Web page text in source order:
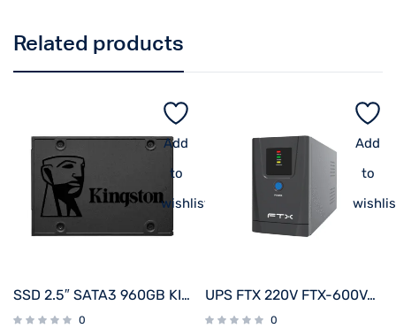
Related products
Add
to
wishlist
SSD 2.5″ SATA3 960GB KINGSTON SA400S37/960G
0
Add
to
UPS FTX 220V FTX-600VA / 360W NEMA UNIVERSAL
0